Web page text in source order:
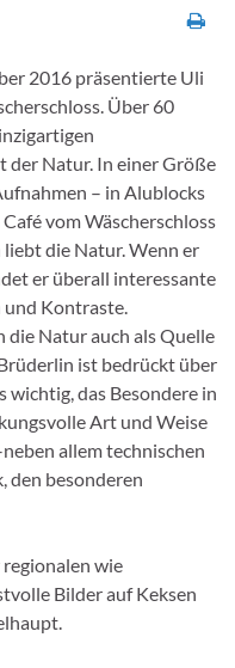
2016 präsentierte Uli
Über 60
der Natur. In einer Größe
– in Alublocks
vom Wäscherschloss
die Natur. Wenn er
er überall interessante
und Kontraste.
Natur auch als Quelle
ist bedrückt über
wichtig, das Besondere in
Art und Weise
allem technischen
den besonderen
wie
Bilder auf Keksen